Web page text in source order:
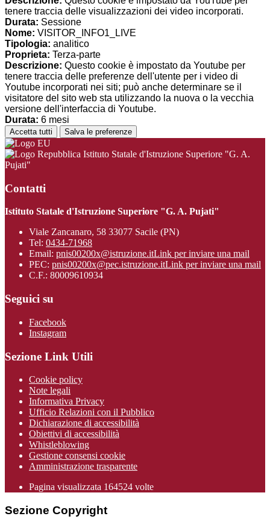
tenere traccia delle visualizzazioni dei video incorporati.
Durata: Sessione
Nome: VISITOR_INFO1_LIVE
Tipologia: analitico
Proprieta: Terza-parte
Descrizione: Questo cookie è impostato da Youtube per
tenere traccia delle preferenze dell'utente per i video di
Youtube incorporati nei siti; può anche determinare se il
visitatore del sito web sta utilizzando la nuova o la vecchia
versione dell'interfaccia di Youtube.
Durata: 6 mesi
Accetta tutti Salva le preferenze
Istituto Statale d'Istruzione Superiore "G. A.
Pujati"
Contatti
Istituto Statale d'Istruzione Superiore "G. A. Pujati"
Viale Zancanaro, 58 33077 Sacile (PN)
Tel: 0434-71968
Email: pnis00200x@istruzione.itLink per inviare una mail
PEC: pnis00200x@pec.istruzione.itLink per inviare una mail
C.F.: 80009610934
Seguici su
Facebook
Instagram
Sezione Link Utili
Cookie policy
Note legali
Informativa Privacy
Ufficio Relazioni con il Pubblico
Dichiarazione di accessibilità
Obiettivi di accessibilità
Whistleblowing
Gestione consensi cookie
Amministrazione trasparente
Pagina visualizzata 164524 volte
Sezione Copyright